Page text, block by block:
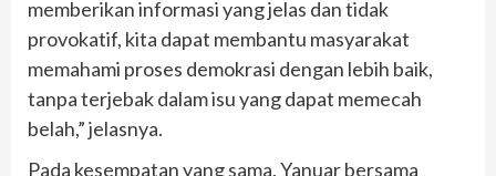
memberikan informasi yang jelas dan tidak
provokatif, kita dapat membantu masyarakat
memahami proses demokrasi dengan lebih baik,
tanpa terjebak dalam isu yang dapat memecah
belah,” jelasnya.
Pada kesempatan yang sama, Yanuar bersama